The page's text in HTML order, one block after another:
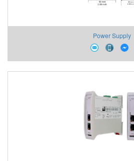
Power Supply